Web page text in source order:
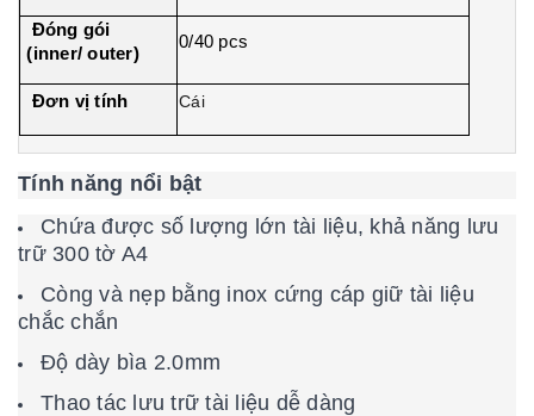
Đóng gói
(inner/ outer)
0/40 pcs
Đơn vị tính Cái
Tính năng nổi bật
Chứa được số lượng lớn tài liệu, khả năng lưu
trữ 300 tờ A4
Còng và nẹp bằng inox cứng cáp giữ tài liệu
chắc chắn
Độ dày bìa 2.0mm
Thao tác lưu trữ tài liệu dễ dàng